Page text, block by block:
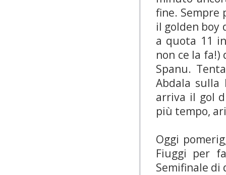
fine. Sempre
il golden boy
a quota 11
non ce la fa!)
Spanu.
Abdala sulla
arriva il gol
più tempo,
Oggi
Fiuggi per
Semifinale di